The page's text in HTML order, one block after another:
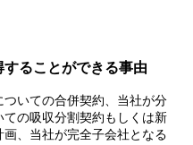
することができる事由
いての合併契約、当社が分
の吸収分割契約もしくは新
、当社が完全子会社となる